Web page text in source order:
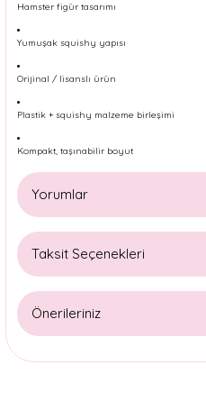
Hamster figür tasarımı
Yumuşak squishy yapısı
Orijinal / lisanslı ürün
Plastik + squishy malzeme birleşimi
Kompakt, taşınabilir boyut
Yorumlar
Taksit Seçenekleri
Önerileriniz
Bu ürünün fiyat bilgisi, resim,